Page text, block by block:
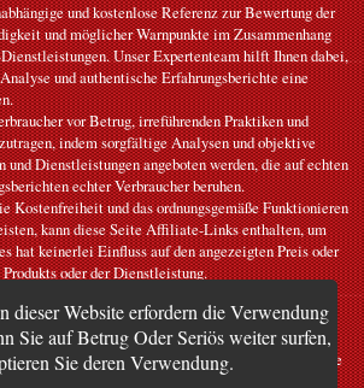
dieser Website erfordern die Verwendung
Sie auf Betrug Oder Seriös weiter surfen,
Sie deren Verwendung.
und kostenlose Referenz zur Bewertung der
und möglicher Warnpunkte im Zusammenhang
Unser Expertenteam hilft Ihnen dabei,
und authentische Erfahrungsberichte eine
vor Betrug, irreführenden Praktiken und
indem sorgfältige Analysen und objektive
und Dienstleistungen angeboten werden, die auf echten
echter Verbraucher beruhen.
Kostenfreiheit und das ordnungsgemäße Funktionieren
kann diese Seite Affiliate-Links enthalten, um
hat keinerlei Einfluss auf den angezeigten Preis oder
oder der Dienstleistung.
persönliche Meinungen wieder und stellen keine
Die bereitgestellten Informationen dienen nur zur
Hersteller, Verkäufer, Dienstleister oder einer
bestätigt werden. Wir lehnen jede Haftung im Falle
Verwendung ab. Wenn Sie eine Ungenauigkeit